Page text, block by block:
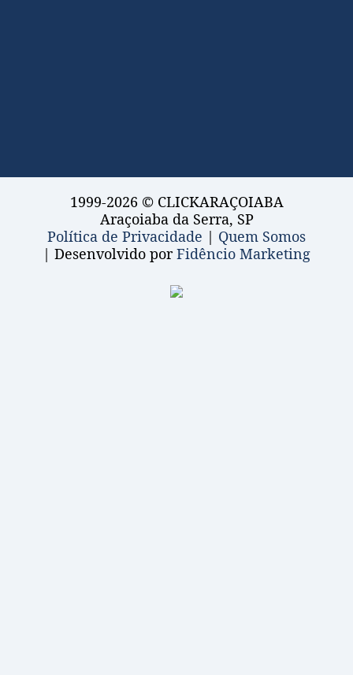
1999-2026 © CLICKARAÇOIABA
Araçoiaba da Serra, SP
Política de Privacidade | Quem Somos
| Desenvolvido porFidêncio Marketing